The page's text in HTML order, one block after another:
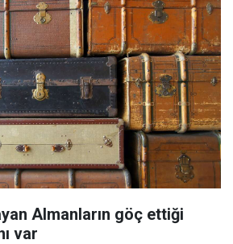
Almanların göç ettiği
var